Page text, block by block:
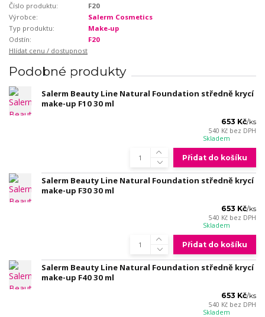
Číslo produktu:
F20
Výrobce:
Salerm Cosmetics
Typ produktu:
Make-up
Odstín:
F20
Hlídat cenu / dostupnost
Podobné produkty
Salerm Beauty Line Natural Foundation středně krycí
make-up F10 30 ml
653 Kč/ks
540 Kč bez DPH
Skladem
Přidat do košíku
Salerm Beauty Line Natural Foundation středně krycí
make-up F30 30 ml
653 Kč/ks
540 Kč bez DPH
Skladem
Přidat do košíku
Salerm Beauty Line Natural Foundation středně krycí
make-up F40 30 ml
653 Kč/ks
540 Kč bez DPH
Skladem